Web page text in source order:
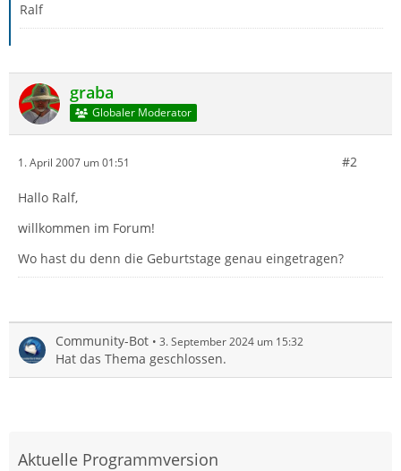
Ralf
graba
Globaler Moderator
1. April 2007 um 01:51 #2
Hallo Ralf,
willkommen im Forum!
Wo hast du denn die Geburtstage genau eingetragen?
Community-Bot 3. September 2024 um 15:32
Hat das Thema geschlossen.
Aktuelle Programmversion